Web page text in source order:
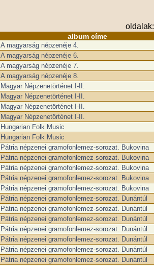
oldalak:
album címe
A magyarság népzenéje 4.
A magyarság népzenéje 6.
A magyarság népzenéje 7.
A magyarság népzenéje 8.
Magyar Népzenetörténet I-II.
Magyar Népzenetörténet I-II.
Magyar Népzenetörténet I-II.
Magyar Népzenetörténet I-II.
Hungarian Folk Music
Hungarian Folk Music
Pátria népzenei gramofonlemez-sorozat. Bukovina
Pátria népzenei gramofonlemez-sorozat. Bukovina
Pátria népzenei gramofonlemez-sorozat. Bukovina
Pátria népzenei gramofonlemez-sorozat. Bukovina
Pátria népzenei gramofonlemez-sorozat. Bukovina
Pátria népzenei gramofonlemez-sorozat. Dunántúl
Pátria népzenei gramofonlemez-sorozat. Dunántúl
Pátria népzenei gramofonlemez-sorozat. Dunántúl
Pátria népzenei gramofonlemez-sorozat. Dunántúl
Pátria népzenei gramofonlemez-sorozat. Dunántúl
Pátria népzenei gramofonlemez-sorozat. Dunántúl
Pátria népzenei gramofonlemez-sorozat. Dunántúl